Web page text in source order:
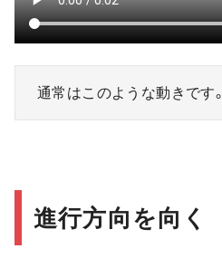
通常はこのような動きです。
進行方向を向く